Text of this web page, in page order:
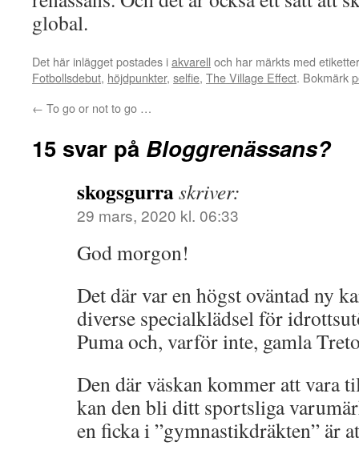
global.
Det här inlägget postades iakvarell och har märkts med
Fotbollsdebut, höjdpunkter, selfie, The Village Effect. Bokmärk
← To go or not to go …
15 svar på Bloggrenässans?
skogsgurraskriver:
29 mars, 2020 kl. 06:33
God morgon!
Det där var en högst oväntad ny
diverse specialklädsel för
Puma och, varför inte, gamla
Den där väskan kommer att vara
kan den bli ditt sportsliga
en ficka i ”gymnastikdräkten” är